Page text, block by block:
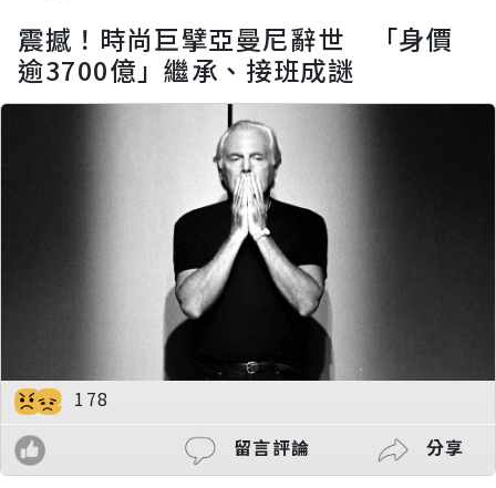
震撼！時尚巨擘亞曼尼辭世 「身價
逾3700億」繼承、接班成謎
178
留言評論
分享